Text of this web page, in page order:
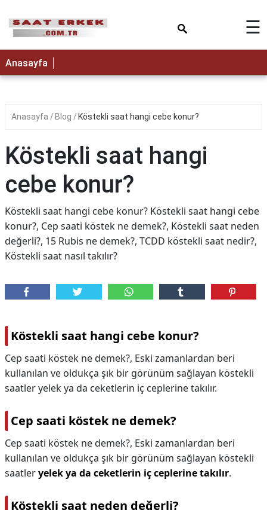
☰
Anasayfa
Anasayfa Blog Köstekli saat hangi cebe konur?
Köstekli saat hangi
cebe konur?
Köstekli saat hangi cebe konur? Köstekli saat hangi cebe
konur?, Cep saati köstek ne demek?, Köstekli saat neden
değerli?, 15 Rubis ne demek?, TCDD köstekli saat nedir?,
Köstekli saat nasıl takılır?
Köstekli saat hangi cebe konur?
Cep saati köstek ne demek?, Eski zamanlardan beri
kullanılan ve oldukça şık bir görünüm sağlayan köstekli
saatler yelek ya da ceketlerin iç ceplerine takılır.
Cep saati köstek ne demek?
Cep saati köstek ne demek?, Eski zamanlardan beri
kullanılan ve oldukça şık bir görünüm sağlayan köstekli
saatleryelek ya da ceketlerin iç ceplerine takılır.
Köstekli saat neden değerli?